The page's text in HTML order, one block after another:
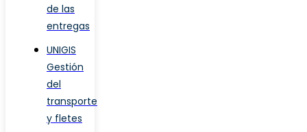
de las
entregas
UNIGIS
Gestión
del
transporte
y fletes